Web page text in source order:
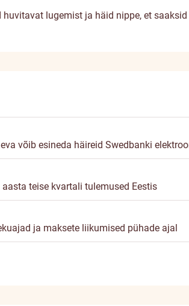
huvitavat lugemist ja häid nippe, et
võib esineda häireid Swedbanki
teise kvartali tulemused Eestis
ja maksete liikumised pühade ajal